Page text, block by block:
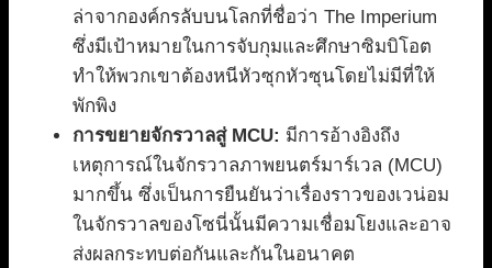
ล่าจากองค์กรลับบนโลกที่ชื่อว่า The Imperium
ซึ่งมีเป้าหมายในการจับกุมและศึกษาซิมบิโอต
ทำให้พวกเขาต้องหนีหัวซุกหัวซุนโดยไม่มีที่ให้
พักพิง
การขยายจักรวาลสู่ MCU: มีการอ้างอิงถึง
เหตุการณ์ในจักรวาลภาพยนตร์มาร์เวล (MCU)
มากขึ้น ซึ่งเป็นการยืนยันว่าเรื่องราวของเวน่อม
ในจักรวาลของโซนี่นั้นมีความเชื่อมโยงและอาจ
ส่งผลกระทบต่อกันและกันในอนาคต